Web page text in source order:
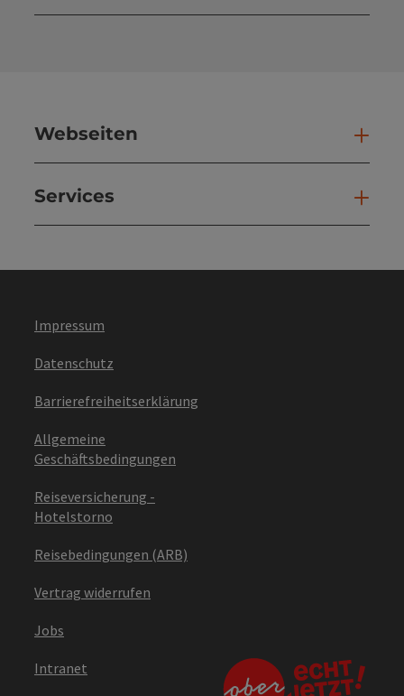
Webseiten
Services
Impressum
Datenschutz
Barrierefreiheitserklärung
Allgemeine
Geschäftsbedingungen
Reiseversicherung -
Hotelstorno
Reisebedingungen (ARB)
Vertrag widerrufen
Jobs
Intranet